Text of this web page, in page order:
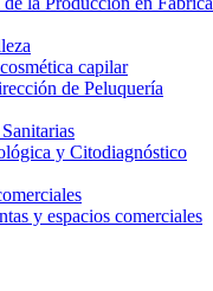
capilar
de Peluquería
y Citodiagnóstico
y espacios comerciales